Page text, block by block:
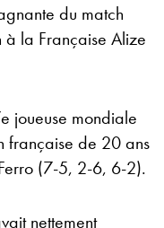
du match
à la Française Alize
joueuse mondiale
française de 20 ans
(7-5, 2-6, 6-2).
nettement